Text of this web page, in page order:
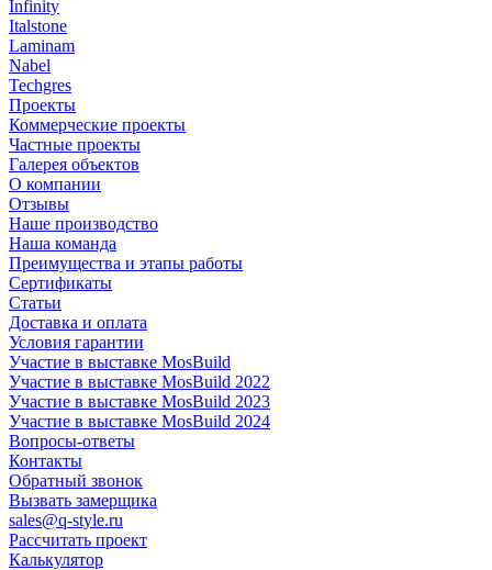
Infinity
Italstone
Laminam
Nabel
Techgres
Проекты
Коммерческие проекты
Частные проекты
Галерея объектов
О компании
Отзывы
Наше производство
Наша команда
Преимущества и этапы работы
Сертификаты
Статьи
Доставка и оплата
Условия гарантии
Участие в выставке MosBuild
Участие в выставке MosBuild 2022
Участие в выставке MosBuild 2023
Участие в выставке MosBuild 2024
Вопросы-ответы
Контакты
Обратный звонок
Вызвать замерщика
sales@q-style.ru
Рассчитать проект
Калькулятор